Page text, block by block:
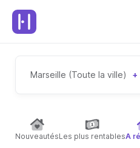
Marseille (Toute la ville) +
NouveautésLes plus rentablesA